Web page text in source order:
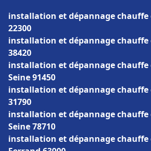
installation et dépannage chauffe
22300
installation et dépannage chauffe
38420
installation et dépannage chauffe
Seine 91450
installation et dépannage chauffe
31790
installation et dépannage chauffe
Seine 78710
installation et dépannage chauffe